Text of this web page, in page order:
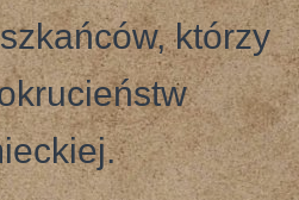
którzy